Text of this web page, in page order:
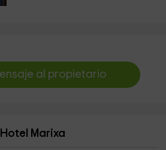
al propietario
Marixa